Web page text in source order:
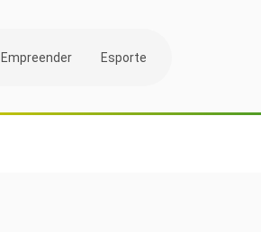
Empreender Esporte